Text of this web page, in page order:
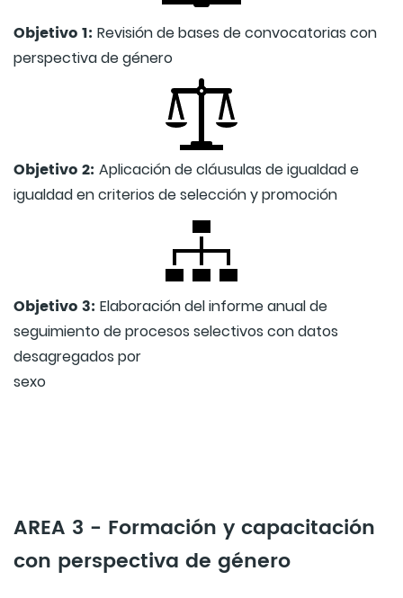
Objetivo 1: Revisión de bases de convocatorias con
perspectiva de género
Objetivo 2: Aplicación de cláusulas de igualdad e
igualdad en criterios de selección y promoción
Objetivo 3: Elaboración del informe anual de
seguimiento de procesos selectivos con datos
desagregados por
sexo
AREA 3 - Formación y capacitación
con perspectiva de género